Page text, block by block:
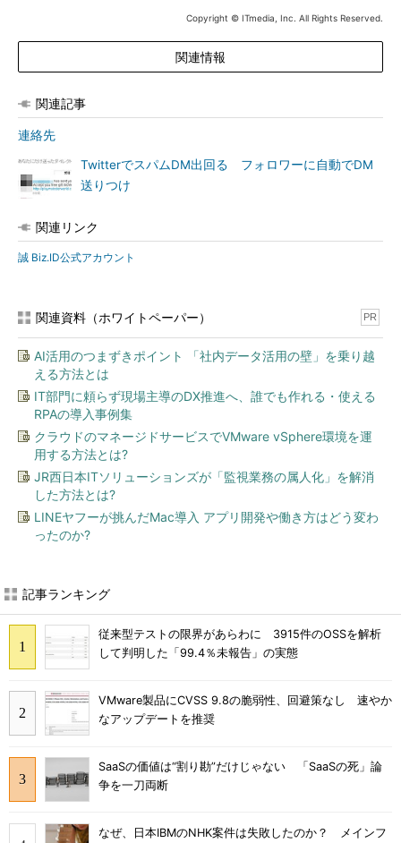
Copyright © ITmedia, Inc. All Rights Reserved.
関連情報
関連記事
連絡先
TwitterでスパムDM出回る フォロワーに自動でDM
送りつけ
関連リンク
誠 Biz.ID公式アカウント
関連資料（ホワイトペーパー） PR
AI活用のつまずきポイント 「社内データ活用の壁」を乗り越
える方法とは
IT部門に頼らず現場主導のDX推進へ、誰でも作れる・使える
RPAの導入事例集
クラウドのマネージドサービスでVMware vSphere環境を運
用する方法とは?
JR西日本ITソリューションズが「監視業務の属人化」を解消
した方法とは?
LINEヤフーが挑んだMac導入 アプリ開発や働き方はどう変わ
ったのか?
記事ランキング
従来型テストの限界があらわに 3915件のOSSを解析
して判明した「99.4％未報告」の実態
VMware製品にCVSS 9.8の脆弱性、回避策なし 速やか
なアップデートを推奨
SaaSの価値は“割り勘”だけじゃない 「SaaSの死」論
争を一刀両断
なぜ、日本IBMのNHK案件は失敗したのか？ メインフ